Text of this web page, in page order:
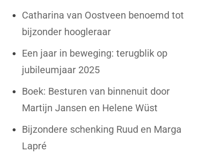
Catharina van Oostveen benoemd tot
bijzonder hoogleraar
Een jaar in beweging: terugblik op
jubileumjaar 2025
Boek: Besturen van binnenuit door
Martijn Jansen en Helene Wüst
Bijzondere schenking Ruud en Marga
Lapré